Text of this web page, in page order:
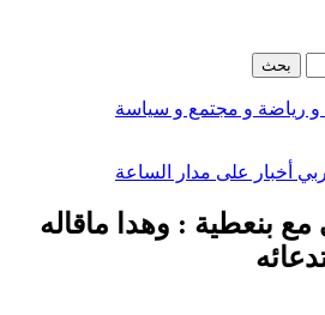
بنعطية : وهدا ماقاله